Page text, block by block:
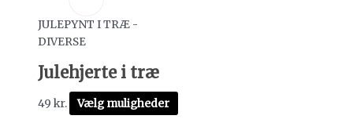
JULEPYNT I TRÆ -
DIVERSE
Julehjerte i træ
49 kr. Vælg muligheder